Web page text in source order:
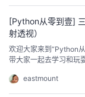
文章对您有所帮助，如
[Python从零到壹]
射透视）
欢迎大家来到“Python
带大家一起去学习和玩
何变换，包括图像镜像
有不足之处，还请海涵
eastmount